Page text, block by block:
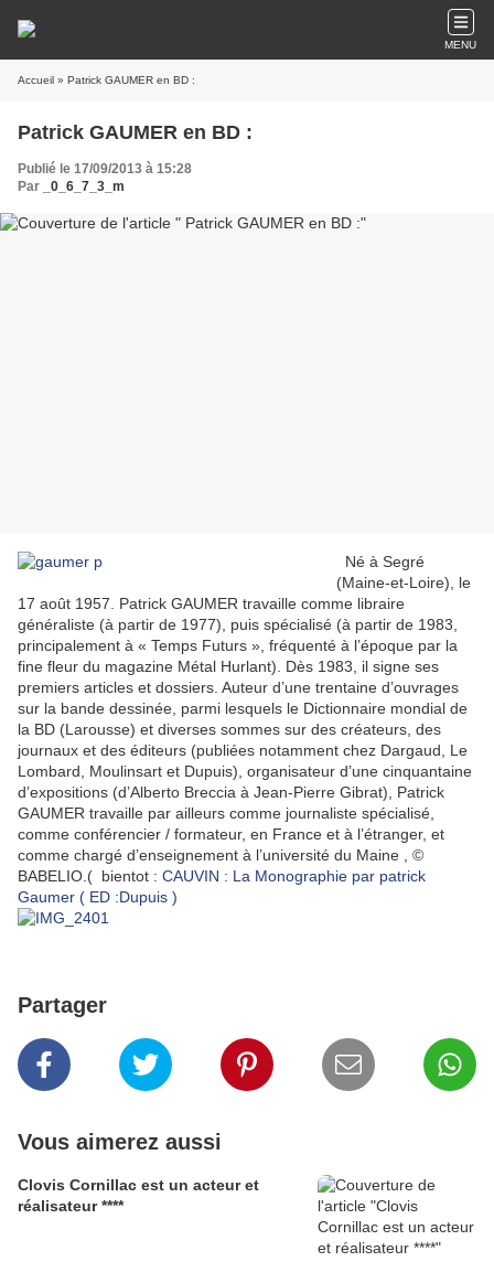
MENU
Accueil » Patrick GAUMER en BD :
Patrick GAUMER en BD :
Publié le 17/09/2013 à 15:28
Par
_0_6_7_3_m
Né à Segré
(Maine-et-Loire), le
17 août 1957. Patrick GAUMER travaille comme libraire
généraliste (à partir de 1977), puis spécialisé (à partir de 1983,
principalement à « Temps Futurs », fréquenté à l’époque par la
fine fleur du magazine Métal Hurlant). Dès 1983, il signe ses
premiers articles et dossiers. Auteur d’une trentaine d’ouvrages
sur la bande dessinée, parmi lesquels le Dictionnaire mondial de
la BD (Larousse) et diverses sommes sur des créateurs, des
journaux et des éditeurs (publiées notamment chez Dargaud, Le
Lombard, Moulinsart et Dupuis), organisateur d’une cinquantaine
d’expositions (d’Alberto Breccia à Jean-Pierre Gibrat), Patrick
GAUMER travaille par ailleurs comme journaliste spécialisé,
comme conférencier / formateur, en France et à l’étranger, et
comme chargé d’enseignement à l’université du Maine , ©
BABELIO.( bientot : CAUVIN : La Monographie par patrick
Gaumer ( ED :Dupuis )
Partager
Vous aimerez aussi
Clovis Cornillac est un acteur et
réalisateur ****